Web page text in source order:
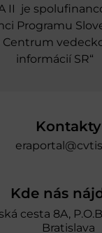
II je
Programu
Centrum
informácií SR“
Kontakty
Kde nás
cesta 8A,
Bratislava